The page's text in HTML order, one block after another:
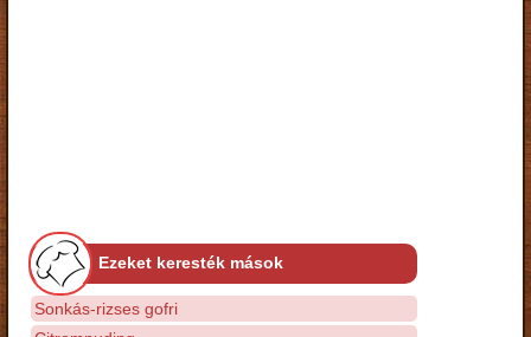
Ezeket keresték mások
Sonkás-rizses gofri